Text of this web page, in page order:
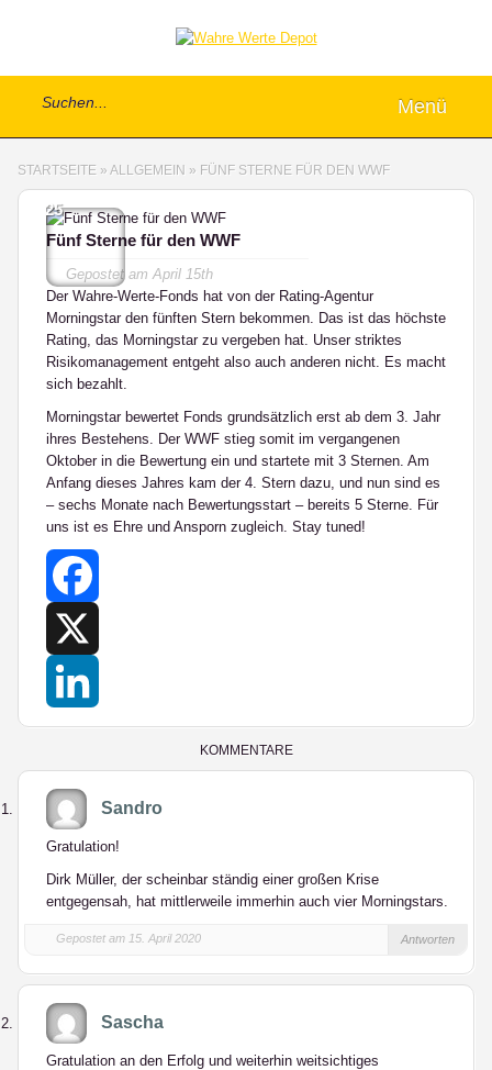
Menü
STARTSEITE » ALLGEMEIN » FÜNF STERNE FÜR DEN WWF
25
Fünf Sterne für den WWF
Gepostet amApril 15th
Der Wahre-Werte-Fonds hat von der Rating-Agentur
Morningstar den fünften Stern bekommen. Das ist das höchste
Rating, das Morningstar zu vergeben hat. Unser striktes
Risikomanagement entgeht also auch anderen nicht. Es macht
sich bezahlt.
Morningstar bewertet Fonds grundsätzlich erst ab dem 3. Jahr
ihres Bestehens. Der WWF stieg somit im vergangenen
Oktober in die Bewertung ein und startete mit 3 Sternen. Am
Anfang dieses Jahres kam der 4. Stern dazu, und nun sind es
– sechs Monate nach Bewertungsstart – bereits 5 Sterne. Für
uns ist es Ehre und Ansporn zugleich. Stay tuned!
Facebook
KOMMENTARE
Sandro
Gratulation!
Dirk Müller, der scheinbar ständig einer großen Krise
entgegensah, hat mittlerweile immerhin auch vier Morningstars.
Gepostet am 15. April 2020 Antworten
Sascha
Gratulation an den Erfolg und weiterhin weitsichtiges